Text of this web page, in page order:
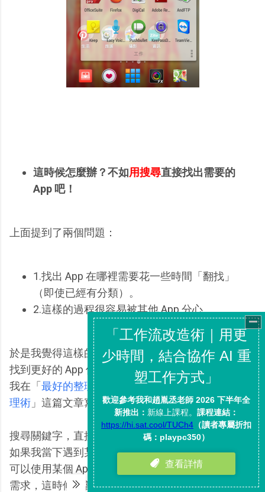
這時候怎麼辦？不如用搜尋直接找出需要的
App 吧！
上面提到了兩個問題：
1.找出 App 在哪裡需要花一些時間「翻找」
（即使已經有分類）。
2.這樣的過程很容易被其他 App 分心。
於是我覺得這樣的使用動線對我來說不夠好，我希望
找到更好的 App 使用動線，於是這時候我想到一個
我在「 最好的整理就是最少的整理，不需要整理的整
理術 」這篇文章寫過的方法：用搜尋取代整理。
搜尋關鍵字，直接找出自己要找的 App（以我來說，
如果我當下遇到某個問題，要解決這個問題時我想起
可以使用某個 App，產生了要找出這個 App 來應用的
需求，這時候我當然會知道它的名稱關鍵字）。